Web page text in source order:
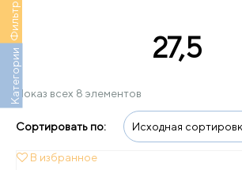
Фильтр
Категории 27,5
Показ всех 8 элементов
В избранное